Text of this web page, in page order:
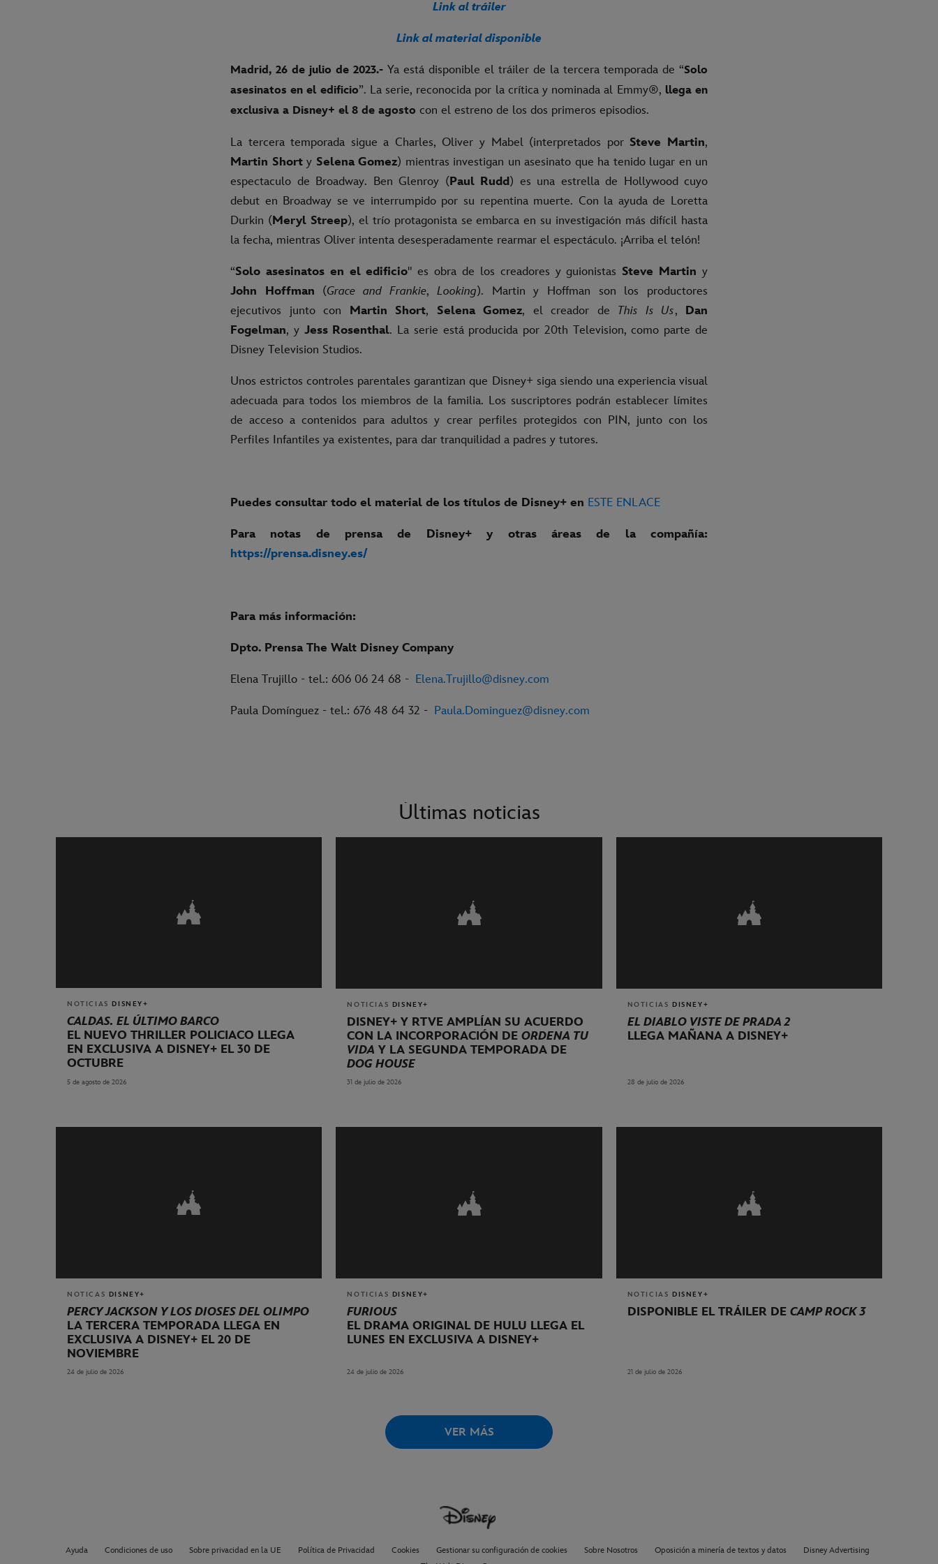
Link al tráiler
Link al material disponible
Madrid, 26 de julio de 2023.- Ya está disponible el tráiler de la tercera temporada de “Solo
asesinatos en el edificio”. La serie, reconocida por la crítica y nominada al Emmy®, llega en
exclusiva a Disney+ el 8 de agosto con el estreno de los dos primeros episodios.
La tercera temporada sigue a Charles, Oliver y Mabel (interpretados por Steve Martin,
Martin Shorty Selena Gomez) mientras investigan un asesinato que ha tenido lugar en un
espectaculo de Broadway. Ben Glenroy (Paul Rudd) es una estrella de Hollywood cuyo
debut en Broadway se ve interrumpido por su repentina muerte. Con la ayuda de Loretta
Durkin (Meryl Streep), el trío protagonista se embarca en su investigación más difícil hasta
la fecha, mientras Oliver intenta desesperadamente rearmar el espectáculo. ¡Arriba el telón!
“Solo asesinatos en el edificio" es obra de los creadores y guionistas Steve Martin y
John Hoffman (Grace and Frankie,Looking). Martin y Hoffman son los productores
ejecutivos junto con Martin Short, Selena Gomez, el creador de This Is Us, Dan
Fogelman, y Jess Rosenthal. La serie está producida por 20th Television, como parte de
Disney Television Studios.
Unos estrictos controles parentales garantizan que Disney+ siga siendo una experiencia visual
adecuada para todos los miembros de la familia. Los suscriptores podrán establecer límites
de acceso a contenidos para adultos y crear perfiles protegidos con PIN, junto con los
Perfiles Infantiles ya existentes, para dar tranquilidad a padres y tutores.
Puedes consultar todo el material de los títulos de Disney+ en ESTE ENLACE
Para notas de prensa de Disney+ y otras áreas de la compañía:
https://prensa.disney.es/
Para más información:
Dpto. Prensa The Walt Disney Company
Elena Trujillo - tel.: 606 06 24 68 - Elena.Trujillo@disney.com
Paula Domínguez - tel.: 676 48 64 32 - Paula.Dominguez@disney.com
Últimas noticias
NOTICIAS DISNEY+
CALDAS. EL ÚLTIMO BARCO
EL NUEVO THRILLER POLICIACO LLEGA
EN EXCLUSIVA A DISNEY+ EL 30 DE
OCTUBRE
5 de agosto de 2026
NOTICIAS DISNEY+
DISNEY+ Y RTVE AMPLÍAN SU ACUERDO
CON LA INCORPORACIÓN DEORDENA TU
VIDA Y LA SEGUNDA TEMPORADA DE
DOG HOUSE
31 de julio de 2026
NOTICIAS DISNEY+
EL DIABLO VISTE DE PRADA 2
LLEGA MAÑANA A DISNEY+
28 de julio de 2026
NOTICAS DISNEY+
PERCY JACKSON Y LOS DIOSES DEL OLIMPO
LA TERCERA TEMPORADA LLEGA EN
EXCLUSIVA A DISNEY+ EL 20 DE
NOVIEMBRE
24 de julio de 2026
NOTICIAS DISNEY+
FURIOUS
EL DRAMA ORIGINAL DE HULU LLEGA EL
LUNES EN EXCLUSIVA A DISNEY+
24 de julio de 2026
NOTICIAS DISNEY+
DISPONIBLE EL TRÁILER DE CAMP ROCK 3
21 de julio de 2026
VER MÁS
Ayuda Condiciones de uso Sobre privacidad en la UE Política de Privacidad Cookies Gestionar su configuración de cookies Sobre Nosotros Oposición a minería de textos y datos
Disney Advertising